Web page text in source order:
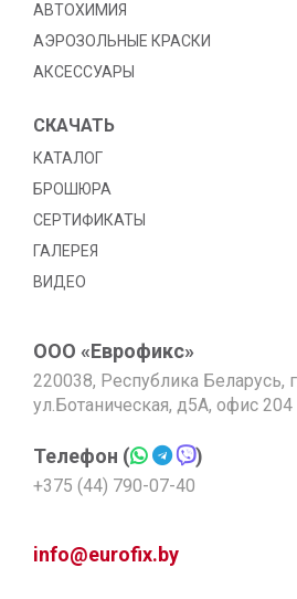
АВТОХИМИЯ
АЭРОЗОЛЬНЫЕ КРАСКИ
АКСЕССУАРЫ
СКАЧАТЬ
КАТАЛОГ
БРОШЮРА
СЕРТИФИКАТЫ
ГАЛЕРЕЯ
ВИДЕО
ООО «Еврофикс»
220038, Республика Беларусь,
ул.Ботаническая, д5А, офис 204
Телефон ( )
+375 (44) 790-07-40
info@eurofix.by